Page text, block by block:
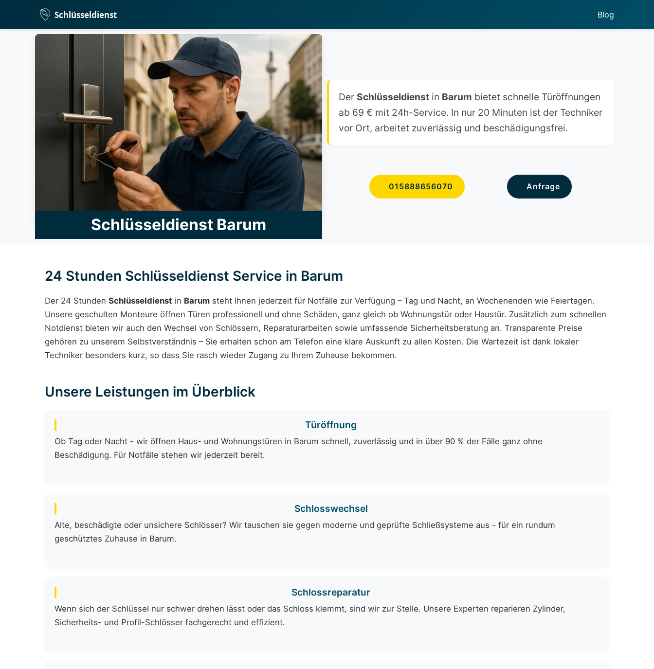
Schlüsseldienst Blog
Schlüsseldienst Barum
Der Schlüsseldienst in Barum bietet schnelle Türöffnungen
ab 69 € mit 24h-Service. In nur 20 Minuten ist der Techniker
vor Ort, arbeitet zuverlässig und beschädigungsfrei.
015888656070 Anfrage
24 Stunden Schlüsseldienst Service in Barum
Der 24 Stunden Schlüsseldienst in Barum steht Ihnen jederzeit für Notfälle zur Verfügung – Tag und Nacht, an Wochenenden wie Feiertagen.
Unsere geschulten Monteure öffnen Türen professionell und ohne Schäden, ganz gleich ob Wohnungstür oder Haustür. Zusätzlich zum schnellen
Notdienst bieten wir auch den Wechsel von Schlössern, Reparaturarbeiten sowie umfassende Sicherheitsberatung an. Transparente Preise
gehören zu unserem Selbstverständnis – Sie erhalten schon am Telefon eine klare Auskunft zu allen Kosten. Die Wartezeit ist dank lokaler
Techniker besonders kurz, so dass Sie rasch wieder Zugang zu Ihrem Zuhause bekommen.
Unsere Leistungen im Überblick
Türöffnung
Ob Tag oder Nacht - wir öffnen Haus- und Wohnungstüren in Barum schnell, zuverlässig und in über 90 % der Fälle ganz ohne
Beschädigung. Für Notfälle stehen wir jederzeit bereit.
Schlosswechsel
Alte, beschädigte oder unsichere Schlösser? Wir tauschen sie gegen moderne und geprüfte Schließsysteme aus - für ein rundum
geschütztes Zuhause in Barum.
Schlossreparatur
Wenn sich der Schlüssel nur schwer drehen lässt oder das Schloss klemmt, sind wir zur Stelle. Unsere Experten reparieren Zylinder,
Sicherheits- und Profil-Schlösser fachgerecht und effizient.